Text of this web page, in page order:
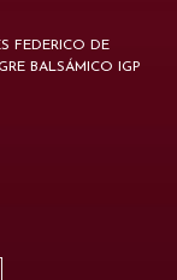
FEDERICO DE
BALSÁMICO IGP